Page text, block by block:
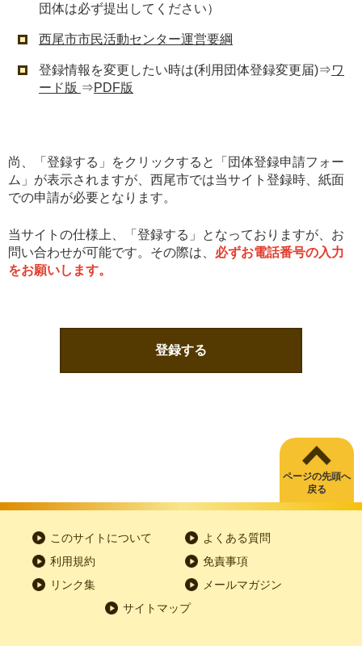
団体は必ず提出してください）
西尾市市民活動センター運営要綱
登録情報を変更したい時は(利用団体登録変更届)⇒ワ
ード版 ⇒PDF版
尚、「登録する」をクリックすると「団体登録申請フォー
ム」が表示されますが、西尾市では当サイト登録時、紙面
での申請が必要となります。
当サイトの仕様上、「登録する」となっておりますが、お
問い合わせが可能です。その際は、 必ずお電話番号の入力
をお願いします。
登録する
ページの先頭へ
戻る
このサイトについて
よくある質問
利用規約
免責事項
リンク集
メールマガジン
サイトマップ